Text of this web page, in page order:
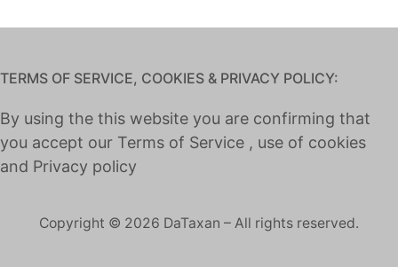
TERMS OF SERVICE, COOKIES & PRIVACY POLICY:
By using the this website you are confirming that
you accept our Terms of Service , use of cookies
and Privacy policy
Copyright © 2026 DaTaxan – All rights reserved.